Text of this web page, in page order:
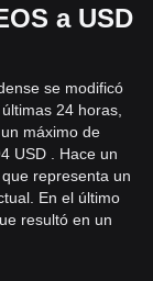
a USD
se modificó
24 horas,
máximo de
USD . Hace un
representa un
En el último
resultó en un